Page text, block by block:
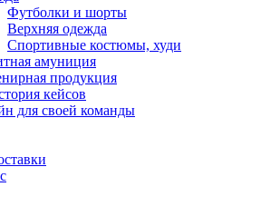
Футболки и шорты
Верхняя одежда
Спортивные костюмы, худи
амуниция
продукция
кейсов
для своей команды